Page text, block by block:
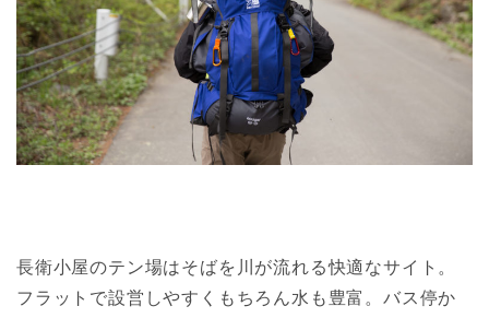
長衛小屋のテン場はそばを川が流れる快適なサイト。
フラットで設営しやすくもちろん水も豊富。バス停か